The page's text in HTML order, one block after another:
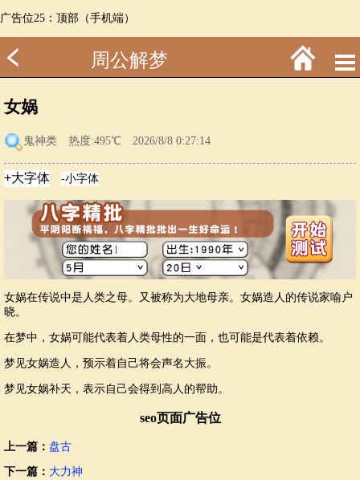
广告位25：顶部（手机端）
周公解梦
女娲
鬼神类 热度:495℃ 2026/8/8 0:27:14
女娲在传说中是人类之母。又被称为大地母亲。女娲造人的传说家喻户
晓。
在梦中，女娲可能代表着人类母性的一面，也可能是代表着依赖。
梦见女娲造人，预示着自己将会声名大振。
梦见女娲补天，表示自己会得到高人的帮助。
seo页面广告位
上一篇： 盘古
下一篇： 大力神